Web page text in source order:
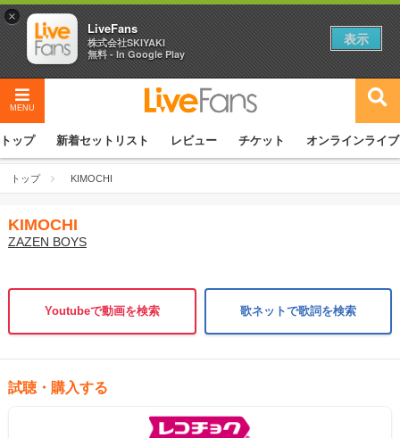
MENU
トップ 新着セットリスト レビュー チケット オンラインライブ
トップ KIMOCHI
KIMOCHI
ZAZEN BOYS
Youtubeで動画を検索 歌ネットで歌詞を検索
試聴・購入する
×
LiveFans
株式会社SKIYAKI
無料 - In Google Play
表示